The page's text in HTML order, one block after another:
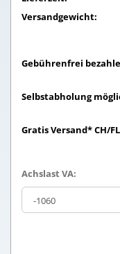
Versandgewicht:
Gebührenfrei
Selbstabholung
Gratis Versand* CH/
Achslast VA: